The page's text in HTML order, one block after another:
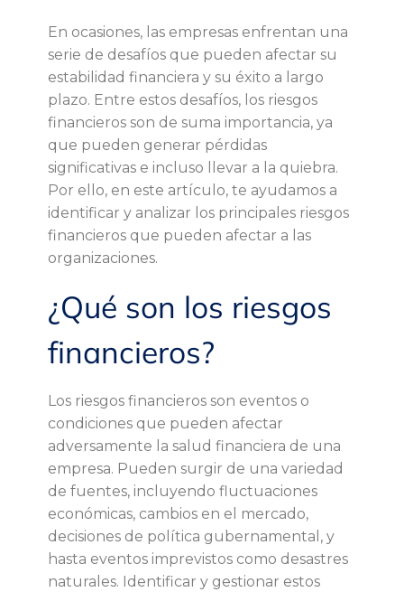
u
á
e
s
s
o
n
o
s
p
En ocasiones, las empresas enfrentan una
serie de desafíos que pueden afectar su
estabilidad financiera y su éxito a largo
plazo. Entre estos desafíos, los riesgos
financieros son de suma importancia, ya
que pueden generar pérdidas
significativas e incluso llevar a la quiebra.
Por ello, en este artículo, te ayudamos a
identificar y analizar los principales riesgos
financieros que pueden afectar a las
organizaciones.
¿Qué son los riesgos
financieros?
Los riesgos financieros son eventos o
condiciones que pueden afectar
adversamente la salud financiera de una
empresa. Pueden surgir de una variedad
de fuentes, incluyendo fluctuaciones
económicas, cambios en el mercado,
decisiones de política gubernamental, y
hasta eventos imprevistos como desastres
naturales. Identificar y gestionar estos